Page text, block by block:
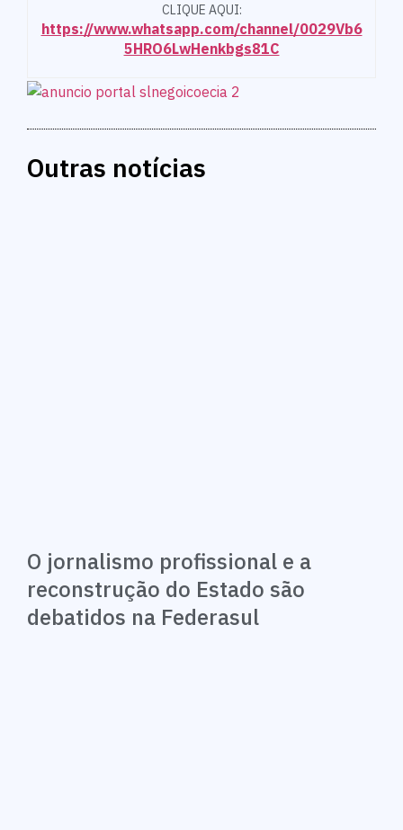
CLIQUE AQUI:
https://www.whatsapp.com/channel/0029Vb6
5HRO6LwHenkbgs81C
Outras notícias
O jornalismo profissional e a
reconstrução do Estado são
debatidos na Federasul